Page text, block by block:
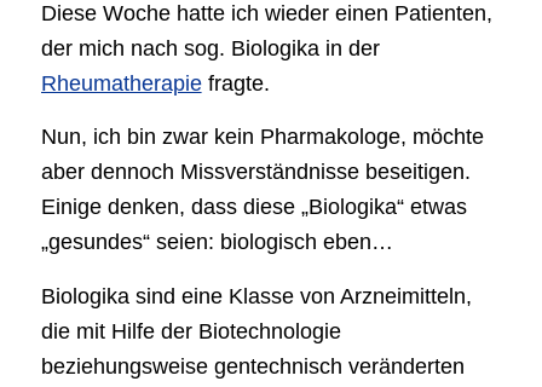
Diese Woche hatte ich wieder einen Patienten,
der mich nach sog. Biologika in der
Rheumatherapiefragte.
Nun, ich bin zwar kein Pharmakologe, möchte
aber dennoch Missverständnisse beseitigen.
Einige denken, dass diese „Biologika“ etwas
„gesundes“ seien: biologisch eben…
Biologika sind eine Klasse von Arzneimitteln,
die mit Hilfe der Biotechnologie
beziehungsweise gentechnisch veränderten